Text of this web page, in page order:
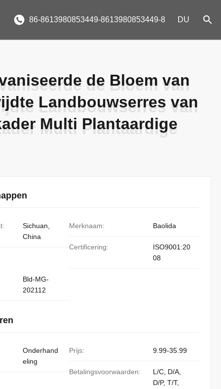
86-8613980853449-8613980853449-8 DU
de Bloem van
Landbouwserres van
Multi Plantaardige
de Bloem van
Landbouwserres van
Multi Plantaardige
Sichuan,
China
Merknaam: Baolida
Certificering:
ISO9001:20
08
Bld-MG-
202112
Onderhand
eling
Prijs: 9.99-35.99
Betalingsvoorwaarden:
L/C, D/A,
D/P, T/T,